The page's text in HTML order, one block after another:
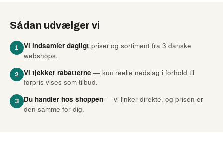
Sådan udvælger vi
1 Vi indsamler dagligt priser og sortiment fra 3 danske
webshops.
2 Vi tjekker rabatterne — kun reelle nedslag i forhold til
førpris vises som tilbud.
3 Du handler hos shoppen — vi linker direkte, og prisen er
den samme for dig.